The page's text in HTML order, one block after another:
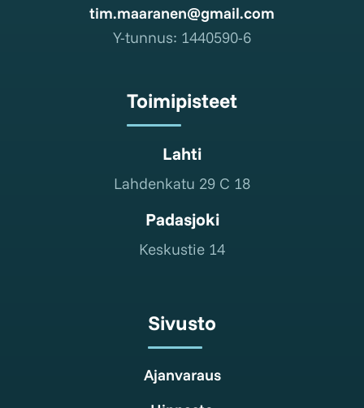
tim.maaranen@gmail.com
Y-tunnus: 1440590-6
Toimipisteet
Lahti
Lahdenkatu 29 C 18
Padasjoki
Keskustie 14
Sivusto
Ajanvaraus